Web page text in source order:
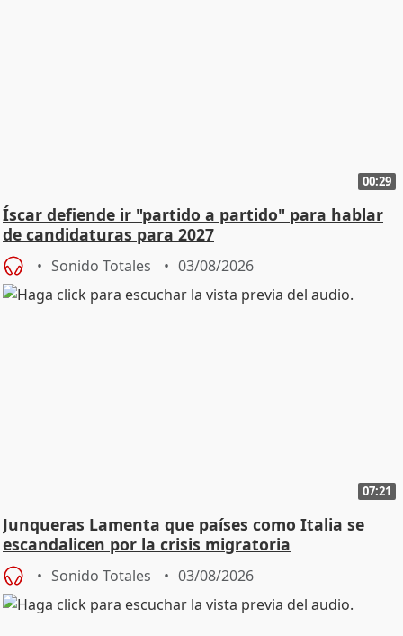
00:29
Íscar defiende ir "partido a partido" para hablar
de candidaturas para 2027
Sonido Totales 03/08/2026
07:21
Junqueras Lamenta que países como Italia se
escandalicen por la crisis migratoria
Sonido Totales 03/08/2026